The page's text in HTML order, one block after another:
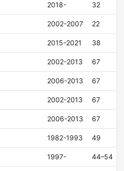
2018- 32
2002-2007 22
2015-2021 38
2002-2013 67
2006-2013 67
2002-2013 67
2006-2013 67
1982-1993 49
1997- 44–54